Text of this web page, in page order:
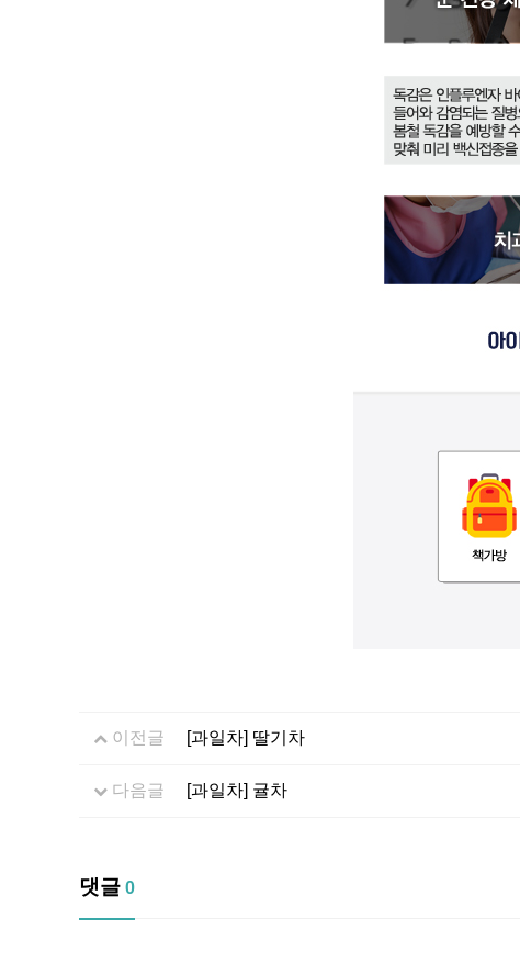
이전글 [과일차] 딸기차
다음글 [과일차] 귤차
댓글 0